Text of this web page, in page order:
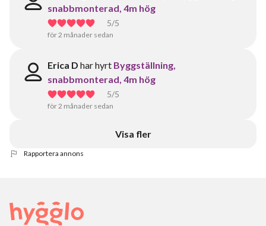
snabbmonterad, 4m hög
5/5
för 2 månader sedan
Erica D har hyrt Byggställning,
snabbmonterad, 4m hög
5/5
för 2 månader sedan
Visa fler
Rapportera annons